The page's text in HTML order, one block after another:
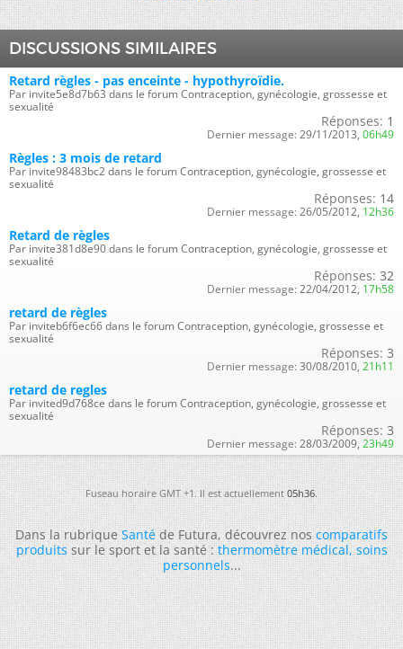
DISCUSSIONS SIMILAIRES
Retard règles - pas enceinte - hypothyroïdie.
Par invite5e8d7b63 dans le forum Contraception, gynécologie, grossesse et
sexualité
Réponses: 1
Dernier message: 29/11/2013, 06h49
Règles : 3 mois de retard
Par invite98483bc2 dans le forum Contraception, gynécologie, grossesse et
sexualité
Réponses: 14
Dernier message: 26/05/2012, 12h36
Retard de règles
Par invite381d8e90 dans le forum Contraception, gynécologie, grossesse et
sexualité
Réponses: 32
Dernier message: 22/04/2012, 17h58
retard de règles
Par inviteb6f6ec66 dans le forum Contraception, gynécologie, grossesse et
sexualité
Réponses: 3
Dernier message: 30/08/2010, 21h11
retard de regles
Par invited9d768ce dans le forum Contraception, gynécologie, grossesse et
sexualité
Réponses: 3
Dernier message: 28/03/2009, 23h49
Fuseau horaire GMT +1. Il est actuellement05h36.
Dans la rubriqueSantéde Futura, découvrez noscomparatifs
produitssur le sport et la santé :thermomètre médical,soins
personnels...